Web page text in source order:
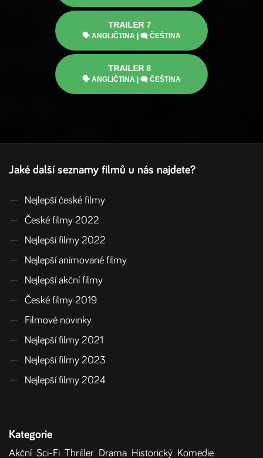
TRAILER7
🗣 ANGLIČTINA 🗨 ČEŠTINA
TRAILER8
🗣 ANGLIČTINA 🗨 ČEŠTINA
Jaké další seznamy filmů u nás najdete?
—
Nejlepší české filmy
—
České filmy 2022
—
Nejlepší filmy 2022
—
Nejlepší animované filmy
—
Nejlepší akční filmy
—
České filmy 2019
—
Filmové novinky
—
Nejlepší filmy 2021
—
Nejlepší filmy 2023
—
Nejlepší filmy 2024
Kategorie
Akční Sci-Fi Thriller Drama Historický Komedie